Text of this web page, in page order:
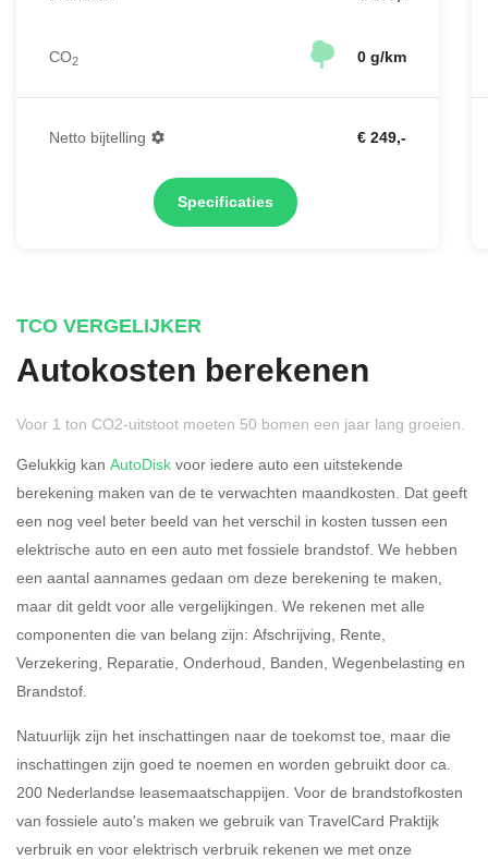
CO2 0 g/km
Netto bijtelling € 249,-
Specificaties
Rijdt u meer dan 500
kilometer privé?
Ja Nee
Belastingspercentage
37,07% (Belastbaar tot €
69.399,- )
Eigen bijdrage
TCO VERGELIJKER
Autokosten berekenen
Voor 1 ton CO2-uitstoot moeten 50 bomen een jaar lang groeien.
Gelukkig kan AutoDisk voor iedere auto een uitstekende
berekening maken van de te verwachten maandkosten. Dat geeft
een nog veel beter beeld van het verschil in kosten tussen een
elektrische auto en een auto met fossiele brandstof. We hebben
een aantal aannames gedaan om deze berekening te maken,
maar dit geldt voor alle vergelijkingen. We rekenen met alle
componenten die van belang zijn: Afschrijving, Rente,
Verzekering, Reparatie, Onderhoud, Banden, Wegenbelasting en
Brandstof.
Natuurlijk zijn het inschattingen naar de toekomst toe, maar die
inschattingen zijn goed te noemen en worden gebruikt door ca.
200 Nederlandse leasemaatschappijen. Voor de brandstofkosten
van fossiele auto's maken we gebruik van TravelCard Praktijk
verbruik en voor elektrisch verbruik rekenen we met onze